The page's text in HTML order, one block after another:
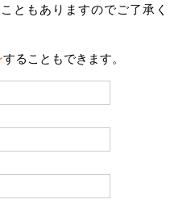
ともありますのでご了承く
することもできます。